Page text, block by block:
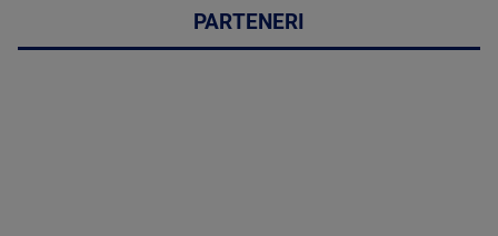
PARTENERI